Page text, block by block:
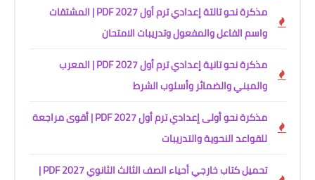
مذكرة نحو تالتة إعدادي ترم أول 2027 PDF | المشتقات
واسم الفاعل والمفعول وتدريبات الامتحان
مذكرة نحو تانية إعدادي ترم أول 2027 PDF | المعرب
والمبني والضمائر وأسلوب الشرط
مذكرة نحو أولى إعدادي ترم أول 2027 PDF | أقوى مراجعة
للقواعد النحوية والتدريبات
تحميل كتاب خارجي أحياء الصف الثالث الثانوي 2027 PDF |